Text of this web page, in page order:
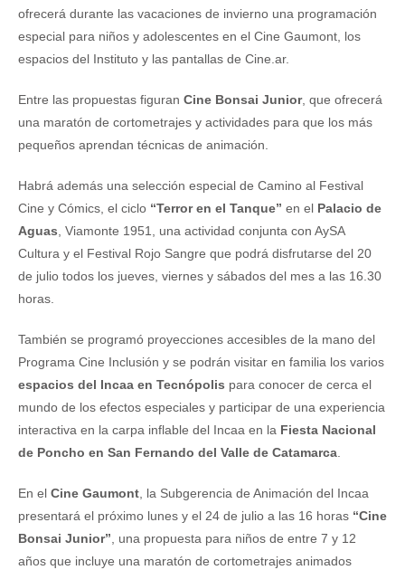
ofrecerá durante las vacaciones de invierno una programación
especial para niños y adolescentes en el Cine Gaumont, los
espacios del Instituto y las pantallas de Cine.ar.
Entre las propuestas figuran Cine Bonsai Junior, que ofrecerá
una maratón de cortometrajes y actividades para que los más
pequeños aprendan técnicas de animación.
Habrá además una selección especial de Camino al Festival
Cine y Cómics, el ciclo “Terror en el Tanque” en el Palacio de
Aguas, Viamonte 1951, una actividad conjunta con AySA
Cultura y el Festival Rojo Sangre que podrá disfrutarse del 20
de julio todos los jueves, viernes y sábados del mes a las 16.30
horas.
También se programó proyecciones accesibles de la mano del
Programa Cine Inclusión y se podrán visitar en familia los varios
espacios del Incaa en Tecnópolis para conocer de cerca el
mundo de los efectos especiales y participar de una experiencia
interactiva en la carpa inflable del Incaa en la Fiesta Nacional
de Poncho en San Fernando del Valle de Catamarca.
En el Cine Gaumont, la Subgerencia de Animación del Incaa
presentará el próximo lunes y el 24 de julio a las 16 horas “Cine
Bonsai Junior”, una propuesta para niños de entre 7 y 12
años que incluye una maratón de cortometrajes animados